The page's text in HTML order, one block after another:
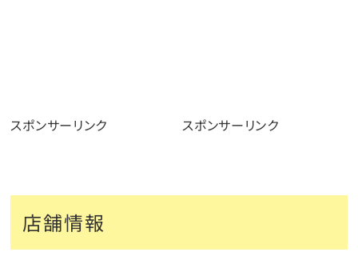
スポンサーリンク スポンサーリンク
店舗情報